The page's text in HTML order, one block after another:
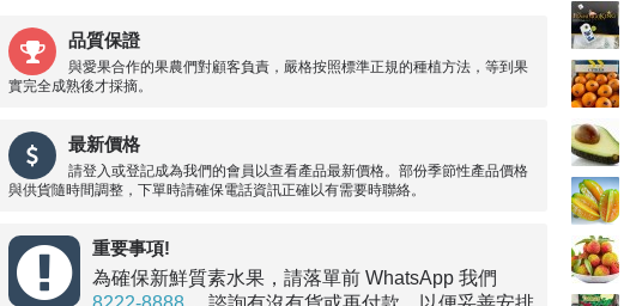
品質保證
與愛果合作的果農們對顧客負責，嚴格按照標準正規的種植方法，等到果
實完全成熟後才採摘。
最新價格
請登入或登記成為我們的會員以查看產品最新價格。部份季節性產品價格
與供貨隨時間調整，下單時請確保電話資訊正確以有需要時聯絡。
重要事項!
為確保新鮮質素水果，請落單前 WhatsApp 我們